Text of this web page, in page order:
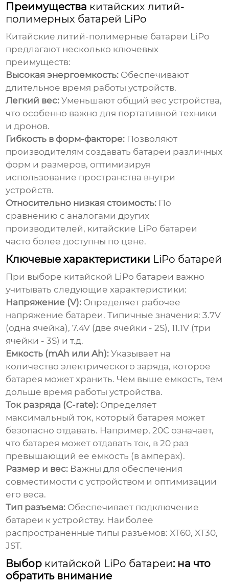
Преимущества китайских литий-
полимерных батарей LiPo
Китайские литий-полимерные батареи LiPo
предлагают несколько ключевых
преимуществ:
Высокая энергоемкость: Обеспечивают
длительное время работы устройств.
Легкий вес: Уменьшают общий вес устройства,
что особенно важно для портативной техники
и дронов.
Гибкость в форм-факторе: Позволяют
производителям создавать батареи различных
форм и размеров, оптимизируя
использование пространства внутри
устройств.
Относительно низкая стоимость: По
сравнению с аналогами других
производителей, китайские LiPo батареи
часто более доступны по цене.
Ключевые характеристики LiPo батарей
При выборе китайской LiPo батареи важно
учитывать следующие характеристики:
Напряжение (V): Определяет рабочее
напряжение батареи. Типичные значения: 3.7V
(одна ячейка), 7.4V (две ячейки - 2S), 11.1V (три
ячейки - 3S) и т.д.
Емкость (mAh или Ah): Указывает на
количество электрического заряда, которое
батарея может хранить. Чем выше емкость, тем
дольше время работы устройства.
Ток разряда (C-rate): Определяет
максимальный ток, который батарея может
безопасно отдавать. Например, 20C означает,
что батарея может отдавать ток, в 20 раз
превышающий ее емкость (в амперах).
Размер и вес: Важны для обеспечения
совместимости с устройством и оптимизации
его веса.
Тип разъема: Обеспечивает подключение
батареи к устройству. Наиболее
распространенные типы разъемов: XT60, XT30,
JST.
Выбор китайской LiPo батареи: на что
обратить внимание